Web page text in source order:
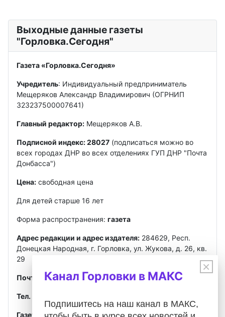
Выходные данные газеты
"Горловка.Сегодня"
Газета «Горловка.Сегодня»
Учредитель: Индивидуальный предприниматель
Мещеряков Александр Владимирович (ОГРНИП
323237500007641)
Главный редактор: Мещеряков А.В.
Подписной индекс: 28027 (подписаться можно во
всех городах ДНР во всех отделениях ГУП ДНР "Почта
Донбасса")
Цена: свободная цена
Для детей старше 16 лет
Форма распространения: газета
Адрес редакции и адрес издателя: 284629, Респ.
Донецкая Народная, г. Горловка, ул. Жукова, д. 26, кв.
29
Почта gorlovkasegodnya@ya.ru
Тел. ред.:
Газета зарегистрированаФедеральной службой по
×
Канал Горловки в МАКС
Подпишитесь на наш канал в МАКС,